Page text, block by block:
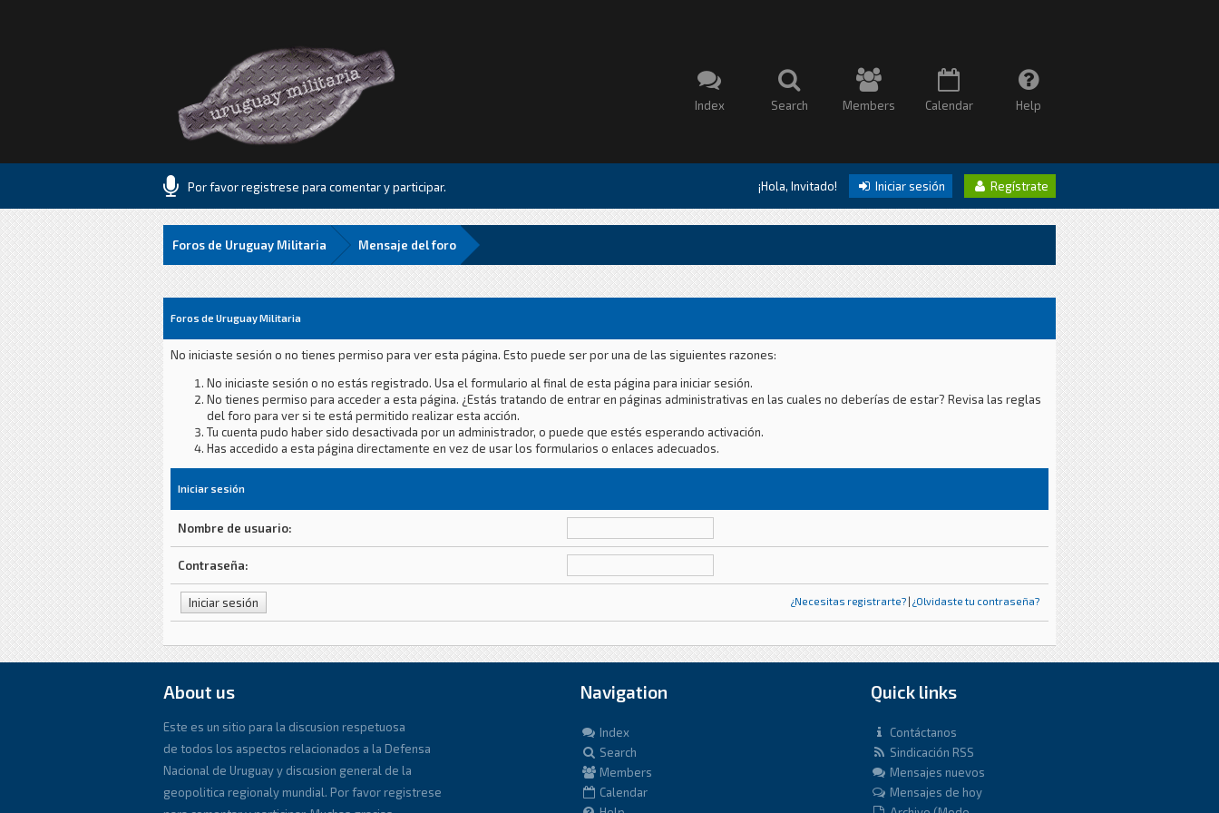
Index Search Members Calendar Help
Por favor registrese para comentar y participar. ¡Hola, Invitado! Iniciar sesión Regístrate
Foros de Uruguay Militaria Mensaje del foro
Foros de Uruguay Militaria
No iniciaste sesión o no tienes permiso para ver esta página. Esto puede ser por una de las siguientes razones:
No iniciaste sesión o no estás registrado. Usa el formulario al final de esta página para iniciar sesión.
No tienes permiso para acceder a esta página. ¿Estás tratando de entrar en páginas administrativas en las cuales no deberías de estar? Revisa las reglas
del foro para ver si te está permitido realizar esta acción.
Tu cuenta pudo haber sido desactivada por un administrador, o puede que estés esperando activación.
Has accedido a esta página directamente en vez de usar los formularios o enlaces adecuados.
Iniciar sesión
Nombre de usuario:
Contraseña:
¿Necesitas registrarte? | ¿Olvidaste tu contraseña?
About us
Este es un sitio para la discusion respetuosa
de todos los aspectos relacionados a la Defensa
Nacional de Uruguay y discusion general de la
geopolitica regionaly mundial. Por favor registrese
Navigation
Index
Search
Members
Calendar
Quick links
Contáctanos
Sindicación RSS
Mensajes nuevos
Mensajes de hoy